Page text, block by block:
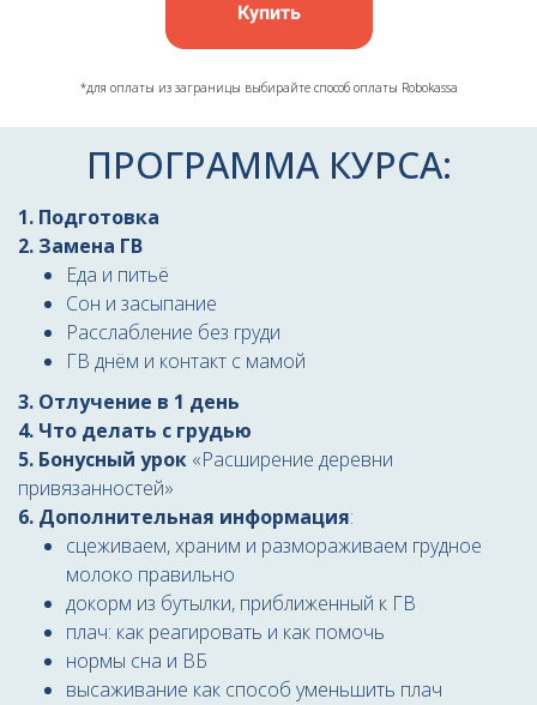
Купить
*для оплаты из заграницы выбирайте способ оплаты Robokassa
ПРОГРАММА КУРСА:
1. Подготовка
2. Замена ГВ
Еда и питьё
Сон и засыпание
Расслабление без груди
ГВ днём и контакт с мамой
3. Отлучение в 1 день
4. Что делать с грудью
5. Бонусный урок «Расширение деревни
привязанностей»
6. Дополнительная информация:
сцеживаем, храним и размораживаем грудное
молоко правильно
докорм из бутылки, приближенный к ГВ
плач: как реагировать и как помочь
нормы сна и ВБ
высаживание как способ уменьшить плач